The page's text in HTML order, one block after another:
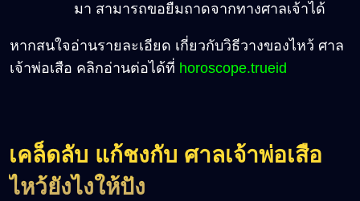
มา สามารถขอยืมถาดจากทางศาลเจ้าได้
หากสนใจอ่านรายละเอียด เกี่ยวกับวิธีวางของไหว้ ศาล
เจ้าพ่อเสือ คลิกอ่านต่อได้ที่ horoscope.trueid
เคล็ดลับ แก้ชงกับ ศาลเจ้าพ่อเสือ
ไหว้ยังไงให้ปัง